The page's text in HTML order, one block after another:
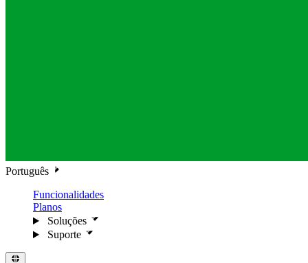
Português
Funcionalidades
Planos
Soluções
Suporte